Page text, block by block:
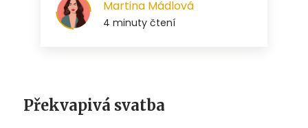
Překvapivá svatba